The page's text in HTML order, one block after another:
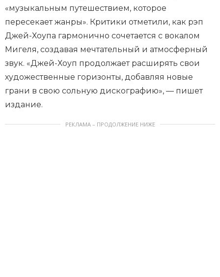
«музыкальным путешествием, которое
пересекает жанры». Критики отметили, как рэп
Джей-Хоупа гармонично сочетается с вокалом
Мигеля, создавая мечтательный и атмосферный
звук. «Джей-Хоуп продолжает расширять свои
художественные горизонты, добавляя новые
грани в свою сольную дискографию», — пишет
издание.
РЕКЛАМА – ПРОДОЛЖЕНИЕ НИЖЕ